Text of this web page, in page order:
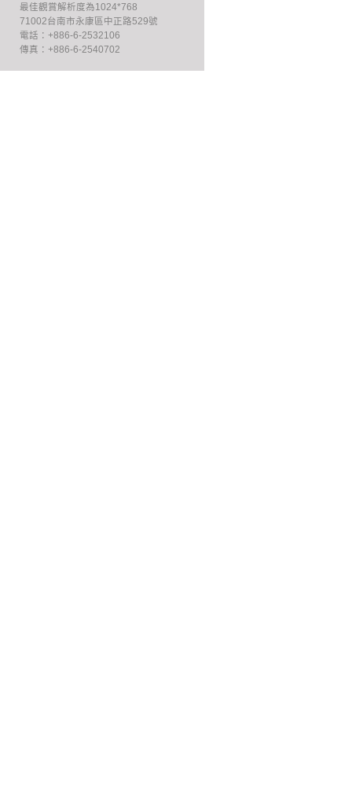
最佳觀賞解析度為1024*768
71002台南市永康區中正路529號
電話：+886-6-2532106
傳真：+886-6-2540702